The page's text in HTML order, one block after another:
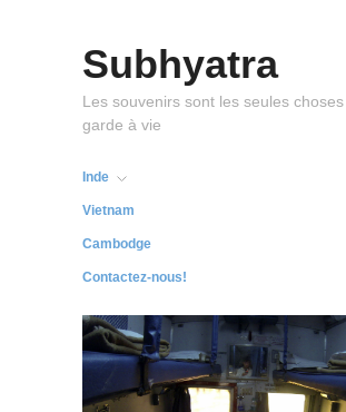
Subhyatra
Les souvenirs sont les seules
garde à vie
Inde
Vietnam
Cambodge
Contactez-nous!